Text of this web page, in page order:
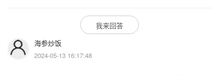
我来回答
海参炒饭
2024-05-13 16:17:48